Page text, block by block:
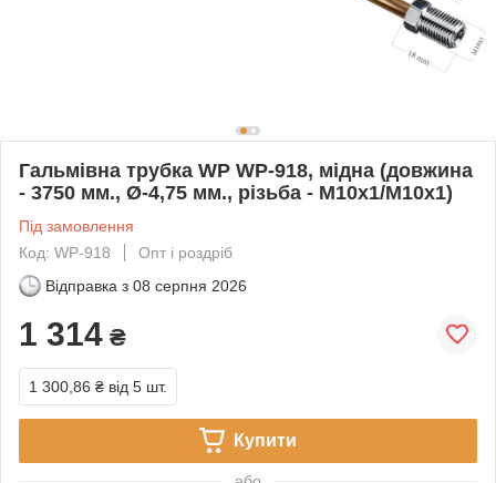
Гальмівна трубка WP WP-918, мідна (довжина
- 3750 мм., Ø-4,75 мм., різьба - М10х1/М10х1)
Під замовлення
Код: WP-918
Опт і роздріб
Відправка з 08 серпня 2026
1 314 ₴
1 300,86 ₴ від 5 шт.
Купити